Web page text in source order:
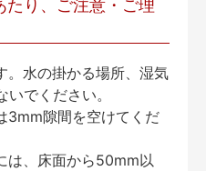
たり、ご注意・ご理
水の掛かる場所、湿気
でください。
3mm隙間を空けてくだ
は、床面から50mm以